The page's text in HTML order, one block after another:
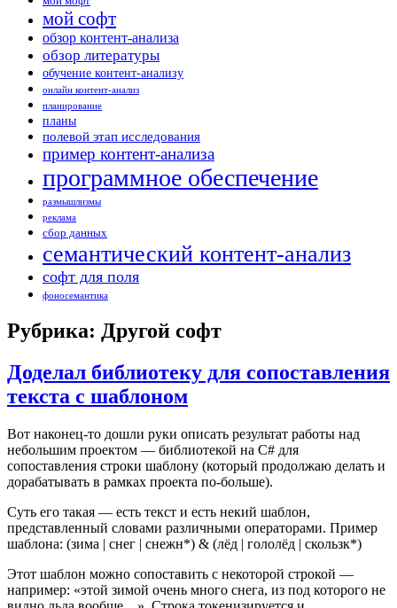
мой софт
обзор контент-анализа
обзор литературы
обучение контент-анализу
онлайн контент-анализ
планирование
планы
полевой этап исследования
пример контент-анализа
программное обеспечение
размышлизмы
реклама
сбор данных
семантический контент-анализ
софт для поля
фоносемантика
Рубрика: Другой софт
Доделал библиотеку для сопоставления
текста с шаблоном
Вот наконец-то дошли руки описать результат работы над
небольшим проектом — библиотекой на C# для
сопоставления строки шаблону (который продолжаю делать и
дорабатывать в рамках проекта по-больше).
Суть его такая — есть текст и есть некий шаблон,
представленный словами различными операторами. Пример
шаблона: (зима | снег | снежн*) & (лёд | гололёд | скользк*)
Этот шаблон можно сопоставить с некоторой строкой —
например: «этой зимой очень много снега, из под которого не